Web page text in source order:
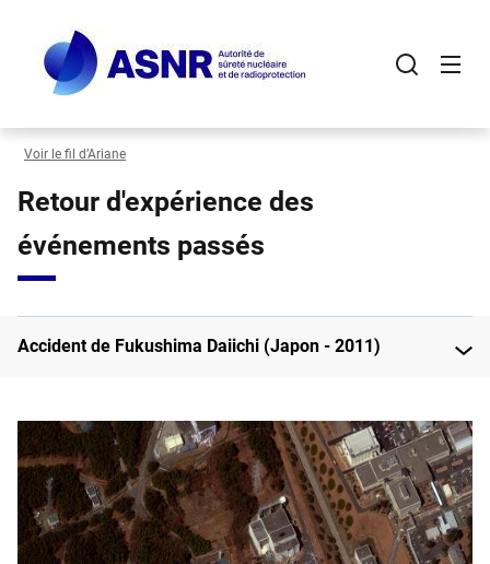
contenu
principal
Voir le fil d’Ariane
Retour d'expérience des
événements passés
Accident de Fukushima Daiichi (Japon - 2011)